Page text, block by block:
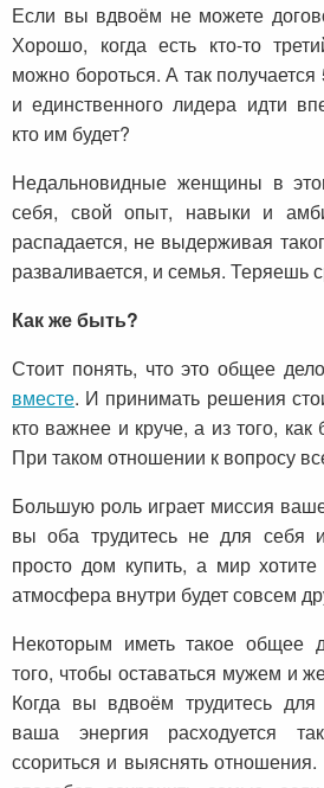
Если вы вдвоём не можете
Хорошо, когда есть кто-то
можно бороться. А так
и единственного лидера идти
кто им будет?
Недальновидные женщины в
себя, свой опыт, навыки и
распадается, не выдерживая
разваливается, и семья. Теряешь
Как же быть?
Стоит понять, что это общее
вместе. И принимать решения
кто важнее и круче, а из того,
При таком отношении к вопросу
Большую роль играет миссия
вы оба трудитесь не для себя
просто дом купить, а мир
атмосфера внутри будет совсем
Некоторым иметь такое общее
того, чтобы оставаться мужем и
Когда вы вдвоём трудитесь
ваша энергия расходуется
ссориться и выяснять отношения.